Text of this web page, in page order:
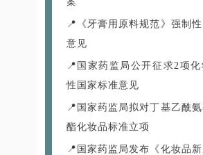
📍《牙膏用原料规范》强制
意见
📍国家药监局公开征求2项化
性国家标准意见
📍国家药监局拟对丁基乙酰
酯化妆品标准立项
📍国家药监局发布《化妆品